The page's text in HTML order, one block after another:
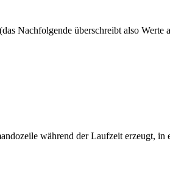
Nachfolgende überschreibt also Werte
während der Laufzeit erzeugt,